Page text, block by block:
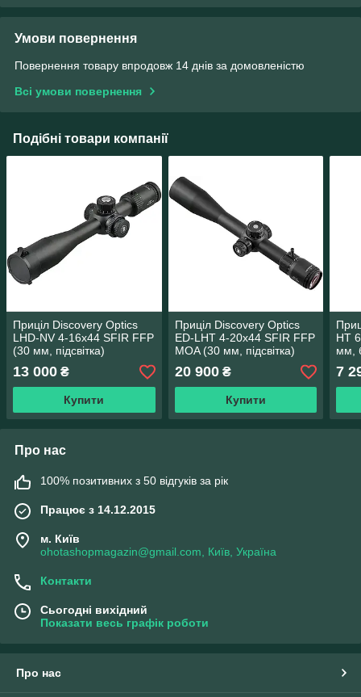
Умови повернення
Повернення товару впродовж 14 днів за домовленістю
Всі умови повернення
Подібні товари компанії
Приціл Discovery Optics
LHD-NV 4-16x44 SFIR FFP
(30 мм, підсвітка)
13 000 ₴
Купити
Приціл Discovery Optics
ED-LHT 4-20x44 SFIR FFP
MOA (30 мм, підсвітка)
20 900₴
Купити
HT
мм,
7
Про нас
100% позитивних з 50 відгуків за рік
Працює з 14.12.2015
м. Київ
ohotashopmagazin@gmail.com, Київ, Україна
Контакти
Сьогодні вихідний
Показати весь графік роботи
Про нас